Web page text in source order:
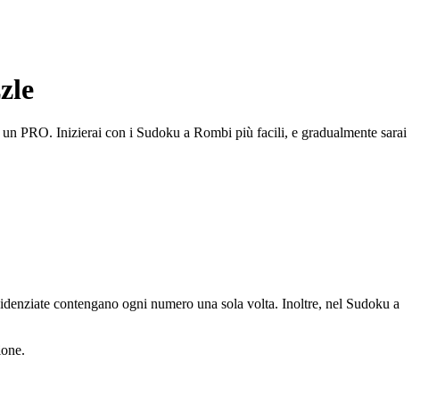
PRO. Inizierai con i Sudoku a Rombi più facili, e gradualmente sarai
contengano ogni numero una sola volta. Inoltre, nel Sudoku a